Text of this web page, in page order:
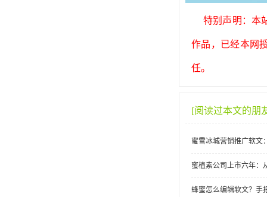
特别声明：本
作品，已经本网
任。
[阅读过本文的朋
蜜雪冰城营销推广软文
蜜植素公司上市六年：
蜂蜜怎么编辑软文？手